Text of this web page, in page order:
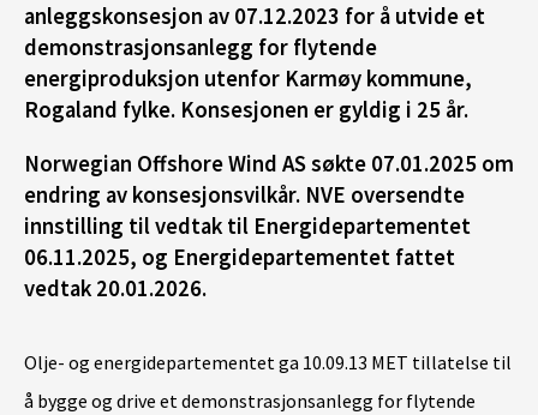
anleggskonsesjon av 07.12.2023 for å utvide et
demonstrasjonsanlegg for flytende
energiproduksjon utenfor Karmøy kommune,
Rogaland fylke. Konsesjonen er gyldig i 25 år.
Norwegian Offshore Wind AS søkte 07.01.2025 om
endring av konsesjonsvilkår. NVE oversendte
innstilling til vedtak til Energidepartementet
06.11.2025, og Energidepartementet fattet
vedtak 20.01.2026.
Olje- og energidepartementet ga 10.09.13 MET tillatelse til
å bygge og drive et demonstrasjonsanlegg for flytende